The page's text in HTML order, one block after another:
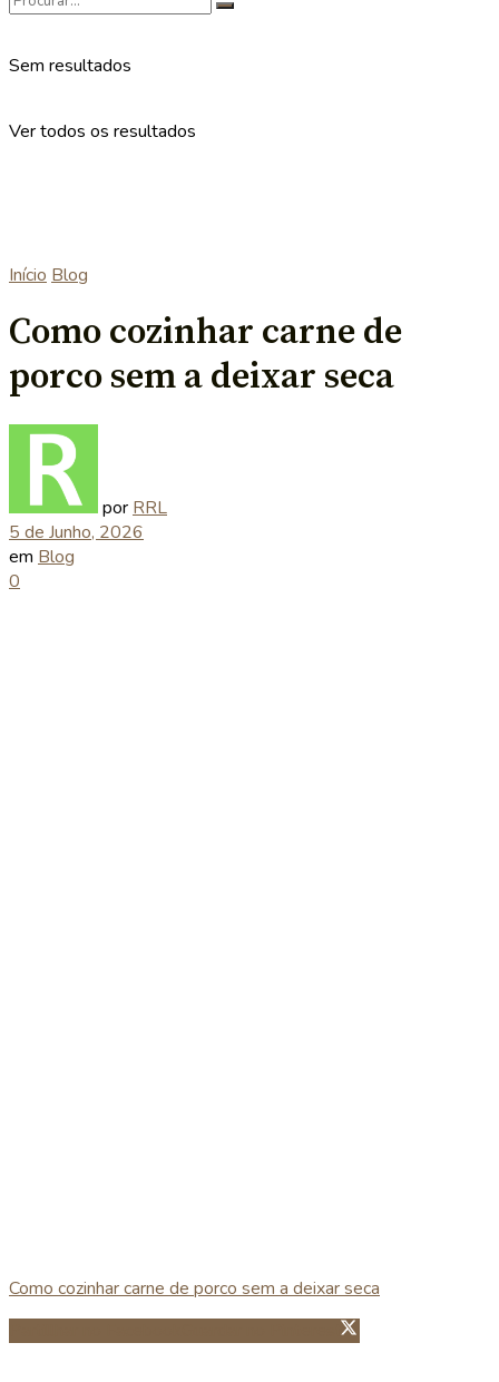
Sem resultados
Ver todos os resultados
Início Blog
Como cozinhar carne de
porco sem a deixar seca
por RRL
5 de Junho, 2026
em Blog
0
Como cozinhar carne de porco sem a deixar seca
Guardar no Pinterest